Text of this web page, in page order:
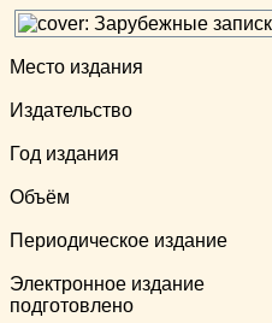
Место издания
Издательство
Год издания
Объём
Периодическое издание
Электронное издание
подготовлено